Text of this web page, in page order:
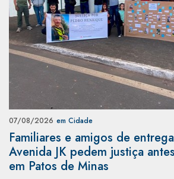
07/08/2026 em Cidade
Familiares e amigos de
Avenida JK pedem justiça
em Patos de Minas